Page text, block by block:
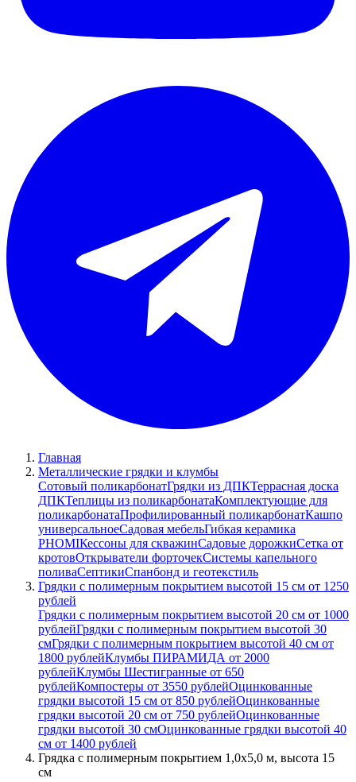
Главная
Металлические грядки и клумбы
Сотовый поликарбонатГрядки из ДПКТеррасная доска
ДПКТеплицы из поликарбонатаКомплектующие для
поликарбонатаПрофилированный поликарбонатКашпо
универсальноеСадовая мебельГибкая керамика
PHOMIКессоны для скважинСадовые дорожкиСетка от
кротовОткрыватели форточекСистемы капельного
поливаСептикиСпанбонд и геотекстиль
Грядки с полимерным покрытием высотой 15 см от 1250
рублей
Грядки с полимерным покрытием высотой 20 см от 1000
рублейГрядки с полимерным покрытием высотой 30
смГрядки с полимерным покрытием высотой 40 см от
1800 рублейКлумбы ПИРАМИДА от 2000
рублейКлумбы Шестигранные от 650
рублейКомпостеры от 3550 рублейОцинкованные
грядки высотой 15 см от 850 рублейОцинкованные
грядки высотой 20 см от 750 рублейОцинкованные
грядки высотой 30 смОцинкованные грядки высотой 40
см от 1400 рублей
Грядка с полимерным покрытием 1,0х5,0 м, высота 15
см